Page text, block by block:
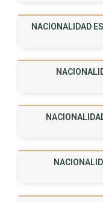
NACIONALIDAD